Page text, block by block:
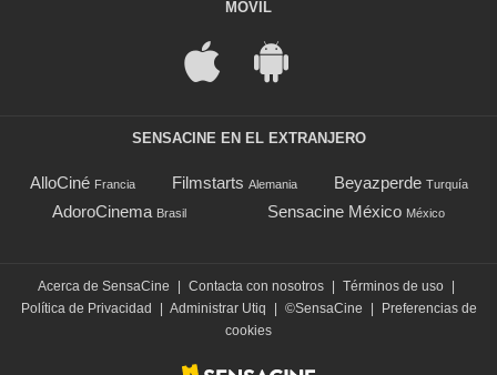
MÓVIL
SENSACINE EN EL EXTRANJERO
AlloCiné Francia Filmstarts Alemania Beyazperde Turquía
AdoroCinema Brasil Sensacine México México
Acerca de SensaCine Contacta con nosotros Términos de uso
Política de Privacidad
Administrar Utiq ©SensaCine
Preferencias de
cookies